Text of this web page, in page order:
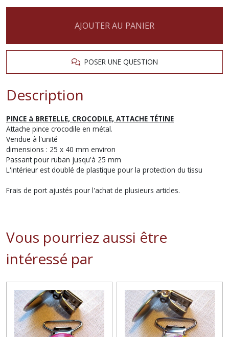
AJOUTER AU PANIER
POSER UNE QUESTION
Description
PINCE à BRETELLE, CROCODILE, ATTACHE TÉTINE
Attache pince crocodile en métal.
Vendue à l'unité
dimensions : 25 x 40 mm environ
Passant pour ruban jusqu'à 25 mm
L'intérieur est doublé de plastique pour la protection du tissu
Frais de port ajustés pour l'achat de plusieurs articles.
Vous pourriez aussi être
intéressé par